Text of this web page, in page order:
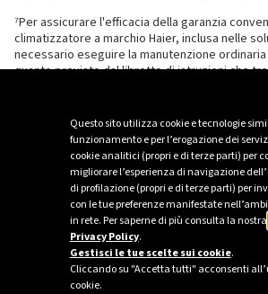
Questo sito utilizza cookie e tecnologie
funzionamento e per l’erogazione dei
cookie analitici (propri e di terze parti) per
migliorare l’esperienza di navigazione
di profilazione (propri e di terze parti) per
con le tue preferenze manifestate
in rete. Per saperne di più consulta la nostra
Privacy Policy.
Gestisci le tue scelte sui cookie.
Cliccando su "Accetta tutti" acconsenti
cookie.
⁷Per assicurare l'efficacia della garanzia
climatizzatore a marchio Haier, inclusa nelle
necessario eseguire la manutenzione
quanto previsto dal libretto di istruzioni che